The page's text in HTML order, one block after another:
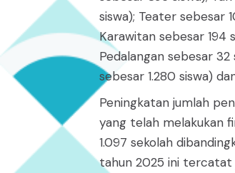
siswa); Teater sebesar
Karawitan sebesar 194
Pedalangan sebesar
sebesar 1.280 siswa)
Peningkatan jumlah
yang telah melakukan
1.097 sekolah
tahun 2025 ini tercatat